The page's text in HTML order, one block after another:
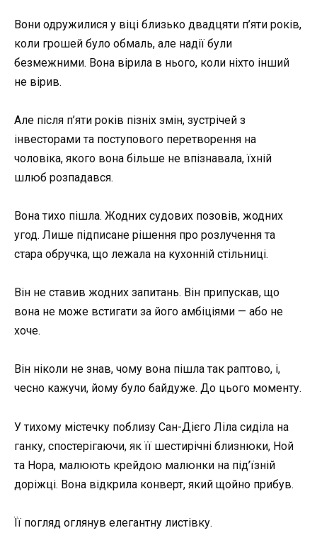
Вони одружилися у віці близько двадцяти п’яти років,
коли грошей було обмаль, але надії були
безмежними. Вона вірила в нього, коли ніхто інший
не вірив.
Але після п’яти років пізніх змін, зустрічей з
інвесторами та поступового перетворення на
чоловіка, якого вона більше не впізнавала, їхній
шлюб розпадався.
Вона тихо пішла. Жодних судових позовів, жодних
угод. Лише підписане рішення про розлучення та
стара обручка, що лежала на кухонній стільниці.
Він не ставив жодних запитань. Він припускав, що
вона не може встигати за його амбіціями — або не
хоче.
Він ніколи не знав, чому вона пішла так раптово, і,
чесно кажучи, йому було байдуже. До цього моменту.
У тихому містечку поблизу Сан-Дієго Ліла сиділа на
ганку, спостерігаючи, як її шестирічні близнюки, Ной
та Нора, малюють крейдою малюнки на під’їзній
доріжці. Вона відкрила конверт, який щойно прибув.
Її погляд оглянув елегантну листівку.